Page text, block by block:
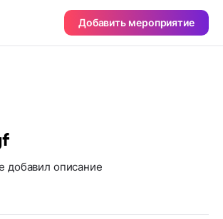
Добавить мероприятие
добавил описание